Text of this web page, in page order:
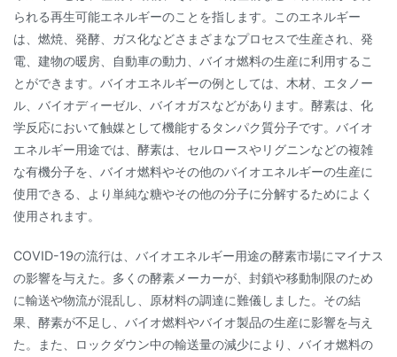
られる再生可能エネルギーのことを指します。このエネルギー
は、燃焼、発酵、ガス化などさまざまなプロセスで生産され、発
電、建物の暖房、自動車の動力、バイオ燃料の生産に利用するこ
とができます。バイオエネルギーの例としては、木材、エタノー
ル、バイオディーゼル、バイオガスなどがあります。酵素は、化
学反応において触媒として機能するタンパク質分子です。バイオ
エネルギー用途では、酵素は、セルロースやリグニンなどの複雑
な有機分子を、バイオ燃料やその他のバイオエネルギーの生産に
使用できる、より単純な糖やその他の分子に分解するためによく
使用されます。
COVID-19の流行は、バイオエネルギー用途の酵素市場にマイナス
の影響を与えた。多くの酵素メーカーが、封鎖や移動制限のため
に輸送や物流が混乱し、原材料の調達に難儀しました。その結
果、酵素が不足し、バイオ燃料やバイオ製品の生産に影響を与え
た。また、ロックダウン中の輸送量の減少により、バイオ燃料の